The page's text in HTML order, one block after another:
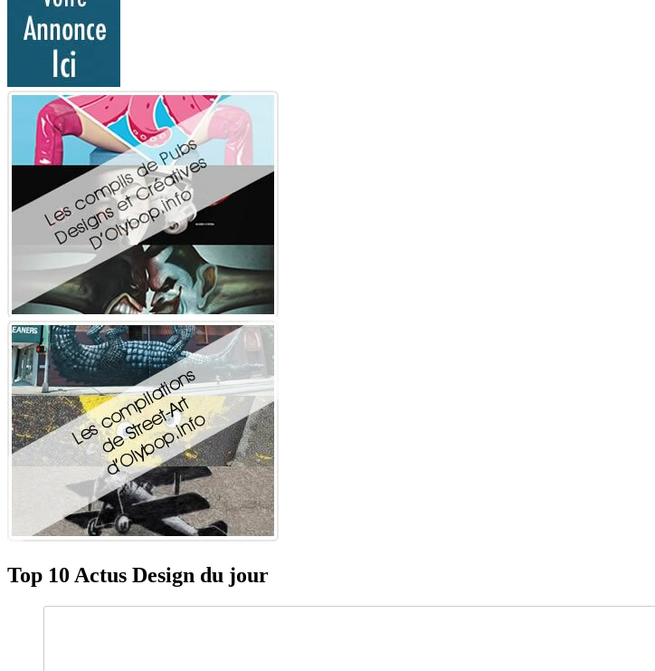
Top 10 Actus Design du jour